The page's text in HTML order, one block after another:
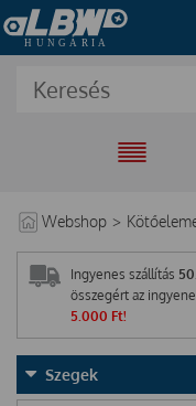
EGYÜTT A
Webshop >
Ingyenes szállítás
összegért az
5.000 Ft!
Szegek